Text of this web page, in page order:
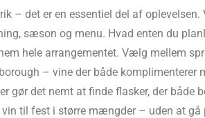
vin
vin
STORKØB – vin til fest
vin
vin
– vin til fest
– det er en essentiel del af
sæson og menu. Hvad enten du
hele arrangementet. Vælg mellem
– vine der både
gør det nemt at finde flasker, der
til fest i større mængder – uden at